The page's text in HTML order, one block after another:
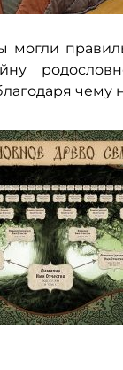
могли
чему